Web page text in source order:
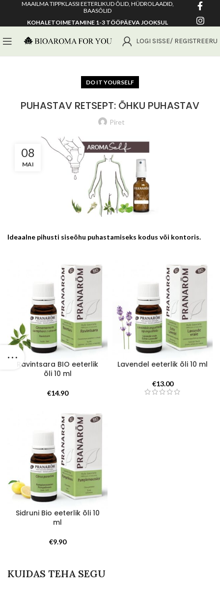
MAAILMA TIPPKLASSI EETERLIKUD ÕLID, HÜDROLAADID,
BAASÕLID
KOHALETOIMETAMINE 1-3 TÖÖPÄEVA JOOKSUL
LOGI SISSE/ REGISTREERU
DO IT YOURSELF
PUHASTAV RETSEPT: ÕHKU PUHASTAV
Piret
08
MAI
Ideaalne pihusti siseõhu puhastamiseks kodus või kontoris.
Ravintsara BIO eeterlik
õli 10 ml
€14.90
Lavendel eeterlik õli 10 ml
€13.00
Sidruni Bio eeterlik õli 10
ml
€9.90
KUIDAS TEHA SEGU